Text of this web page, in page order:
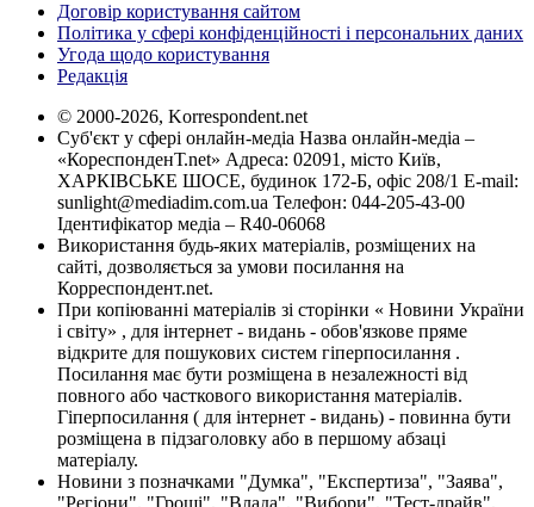
Договір користування сайтом
Політика у сфері конфіденційності і персональних даних
Угода щодо користування
Редакція
© 2000-2026, Korrespondent.net
Суб'єкт у сфері онлайн-медіа Назва онлайн-медіа –
«КореспонденТ.net» Адреса: 02091, місто Київ,
ХАРКІВСЬКЕ ШОСЕ, будинок 172-Б, офіс 208/1 E-mail:
sunlight@mediadim.com.ua Телефон: 044-205-43-00
Ідентифікатор медіа – R40-06068
Використання будь-яких матеріалів, розміщених на
сайті, дозволяється за умови посилання на
Корреспондент.net.
При копіюванні матеріалів зі сторінки « Новини України
і світу» , для інтернет - видань - обов'язкове пряме
відкрите для пошукових систем гіперпосилання .
Посилання має бути розміщена в незалежності від
повного або часткового використання матеріалів.
Гіперпосилання ( для інтернет - видань) - повинна бути
розміщена в підзаголовку або в першому абзаці
матеріалу.
Новини з позначками "Думка", "Експертиза", "Заява",